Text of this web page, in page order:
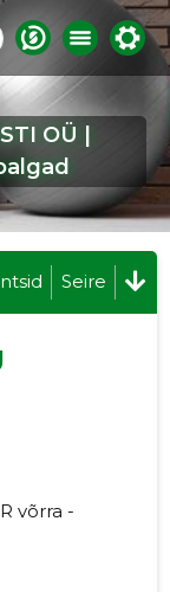
OÜ |
Seire
võrra -